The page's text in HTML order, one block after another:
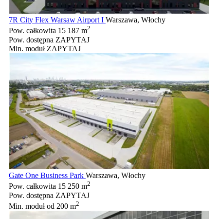
7R City Flex Warsaw Airport I Warszawa, Włochy
Pow. całkowita 15 187 m2
Pow. dostępna ZAPYTAJ
Min. moduł ZAPYTAJ
Gate One Business Park Warszawa, Włochy
Pow. całkowita 15 250 m2
Pow. dostępna ZAPYTAJ
Min. modułod 200 m2